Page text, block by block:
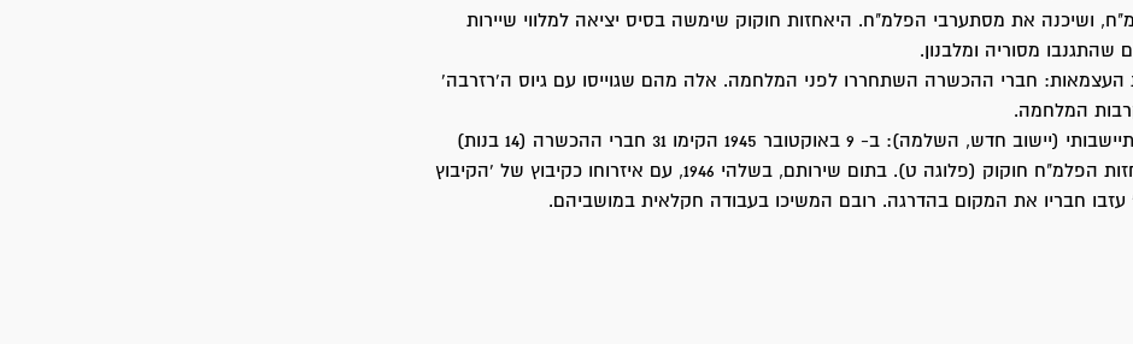
ושיכנה את מסתערבי הפלמ"ח. היאחזות חוקוק שימשה בסיס יציאה למלווי שיירות
שהתגנבו מסוריה ומלבנון.
חברי ההכשרה השתחררו לפני המלחמה. אלה מהם שגוייסו עם גיוס ה'רזרבה'
המלחמה.
המשך התיישבותי (יישוב חדש, השלמה): ב- 9 באוקטובר 1945 הקימו 31 חברי ההכשרה (14 בנות)
את היאחזות הפלמ"ח חוקוק (פלוגה ט). בתום שירותם, בשלהי 1946, עם איזרוחו כקיבוץ של 'הקיבוץ
עזבו חבריו את המקום בהדרגה. רובם המשיכו בעבודה חקלאית במושביהם.